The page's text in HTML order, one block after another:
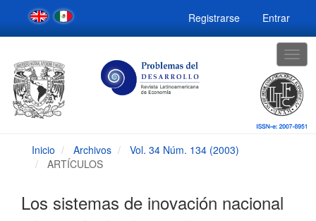
Navegación
principal
Contenido
Barra
lateral
Registrarse Entrar
Inicio Archivos
Vol. 34 Núm. 134 (2003)
ARTÍCULOS
Los sistemas de inovación nacional